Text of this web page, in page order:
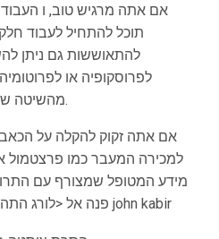
אם אתה מרגיש טוב, ו
תוכל להתחיל לעבוד
להתאוששות גם ניתן
לפרוסקופיה או
מהשיטה של הניתוח הפתוח ארוך יותר.
אם אתה זקוק להקלה על
למכירה המעבר כמו פרצטמול
מידע המטופל שמצורף עם
פנה אל <לורג התהיש שלך לקבלת ייעוץ לאורך john kabir